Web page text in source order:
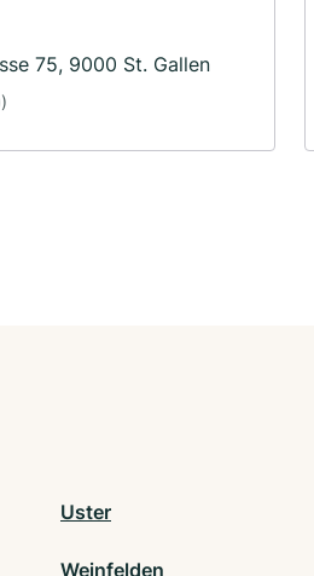
75, 9000 St. Gallen
Uster
Weinfelden